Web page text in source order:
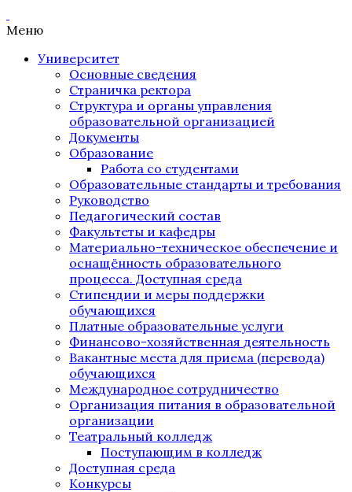
Меню
Университет
Основные сведения
Страничка ректора
Структура и органы управления
образовательной организацией
Документы
Образование
Работа со студентами
Образовательные стандарты и требования
Руководство
Педагогический состав
Факультеты и кафедры
Материально-техническое обеспечение и
оснащённость образовательного
процесса. Доступная среда
Стипендии и меры поддержки
обучающихся
Платные образовательные услуги
Финансово-хозяйственная деятельность
Вакантные места для приема (перевода)
обучающихся
Международное сотрудничество
Организация питания в образовательной
организации
Театральный колледж
Поступающим в колледж
Доступная среда
Конкурсы